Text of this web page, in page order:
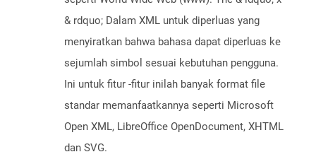
& rdquo; Dalam XML untuk diperluas yang
menyiratkan bahwa bahasa dapat diperluas ke
sejumlah simbol sesuai kebutuhan pengguna.
Ini untuk fitur -fitur inilah banyak format file
standar memanfaatkannya seperti Microsoft
Open XML, LibreOffice OpenDocument, XHTML
dan SVG.